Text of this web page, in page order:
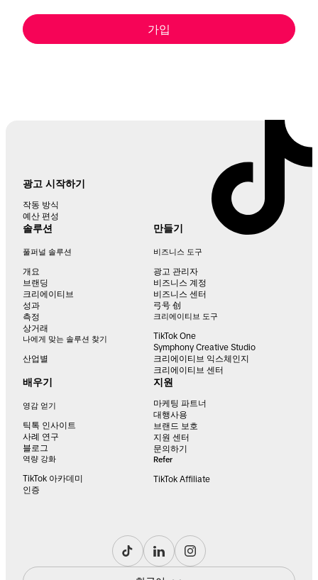
가입
광고 시작하기
작동 방식
예산 편성
솔루션
풀퍼널 솔루션
개요
브랜딩
크리에이티브
성과
측정
상거래
나에게 맞는 솔루션 찾기
산업별
만들기
비즈니스 도구
광고 관리자
비즈니스 계정
비즈니스 센터
弓号 创
크리에이티브 도구
TikTok One
Symphony Creative Studio
크리에이티브 익스체인지
크리에이티브 센터
배우기
영감 얻기
틱톡 인사이트
사례 연구
블로그
역량 강화
TikTok 아카데미
인증
지원
마케팅 파트너
대행사용
브랜드 보호
지원 센터
문의하기
Refer
TikTok Affiliate